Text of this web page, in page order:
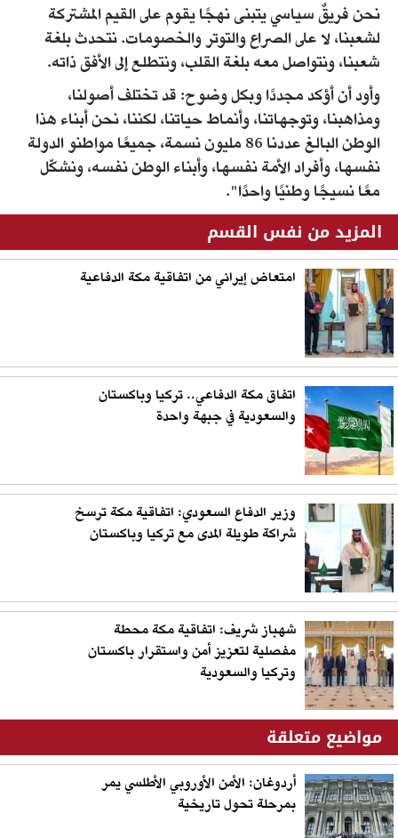
نحن فريقٌ سياسي يتبنى نهجًا يقوم على القيم المشتركة
لشعبنا، لا على الصراع والتوتر والخصومات. نتحدث بلغة
شعبنا، ونتواصل معه بلغة القلب، ونتطلع إلى الأفق ذاته.
وأود أن أؤكد مجددًا وبكل وضوح: قد تختلف أصولنا،
ومذاهبنا، وتوجهاتنا، وأنماط حياتنا، لكننا، نحن أبناء هذا
الوطن البالغ عددنا 86 مليون نسمة، جميعًا مواطنو الدولة
نفسها، وأفراد الأمة نفسها، وأبناء الوطن نفسه، ونشكّل
معًا نسيجًا وطنيًا واحدًا".
المزيد من نفس القسم
امتعاض إيراني من اتفاقية مكة الدفاعية
اتفاق مكة الدفاعي.. تركيا وباكستان
والسعودية في جبهة واحدة
وزير الدفاع السعودي: اتفاقية مكة ترسخ
شراكة طويلة المدى مع تركيا وباكستان
شهباز شريف: اتفاقية مكة محطة
مفصلية لتعزيز أمن واستقرار باكستان
وتركيا والسعودية
مواضيع متعلقة
أردوغان: الأمن الأوروبي الأطلسي يمر
بمرحلة تحول تاريخية